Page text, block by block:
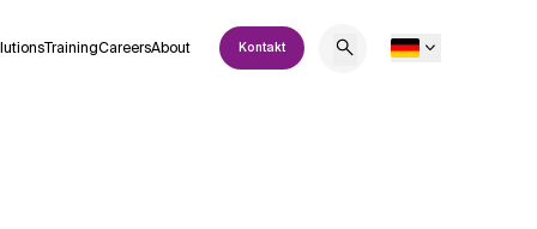
TrainingCareersAbout Kontakt